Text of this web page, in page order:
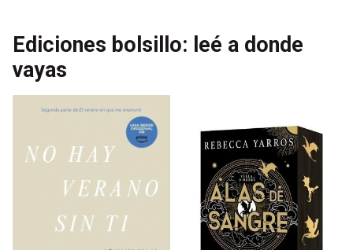
Ediciones bolsillo: leé a donde
vayas